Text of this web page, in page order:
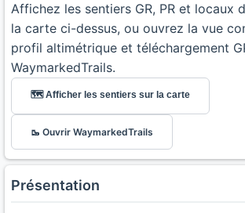
Affichez les sentiers GR, PR et locaux
la carte ci-dessus, ou ouvrez la vue
profil altimétrique et téléchargement
WaymarkedTrails.
🗺️ Afficher les sentiers sur la carte
🥾 Ouvrir WaymarkedTrails
Présentation